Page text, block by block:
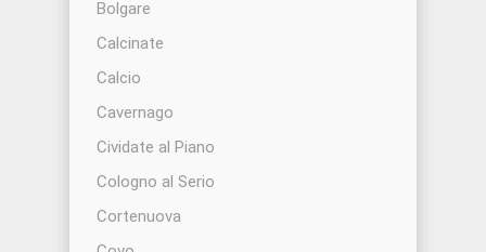
Bolgare
Calcinate
Calcio
Cavernago
Cividate al Piano
Cologno al Serio
Cortenuova